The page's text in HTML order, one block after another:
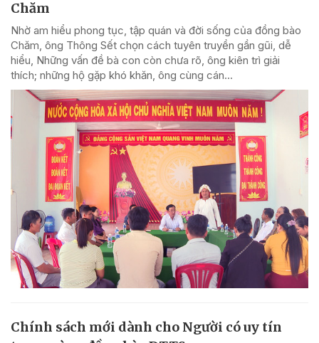
Chăm
Nhờ am hiểu phong tục, tập quán và đời sống của đồng bào
Chăm, ông Thông Sết chọn cách tuyên truyền gần gũi, dễ
hiểu, Những vấn đề bà con còn chưa rõ, ông kiên trì giải
thích; những hộ gặp khó khăn, ông cùng cán...
Chính sách mới dành cho Người có uy tín